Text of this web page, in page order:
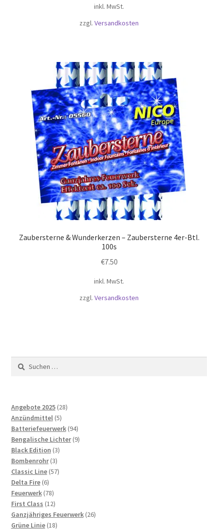
inkl. MwSt.
zzgl. Versandkosten
Zaubersterne & Wunderkerzen – Zaubersterne 4er-Btl.
100s
€7.50
inkl. MwSt.
zzgl. Versandkosten
Suchen
nach:
Angebote 2025 2828
Anzündmittel 55
Produkte
Batteriefeuerwerk 9494
Produkte
Bengalische Lichter 99
Black Edition 33
Bombenrohr 33
Produkte
Classic Line 5757
Delta Fire 66
Produkte
Feuerwerk 7878
Produkte
First Class 1212
Produkte
Ganzjähriges Feuerwerk 2626
Grüne Linie 1818